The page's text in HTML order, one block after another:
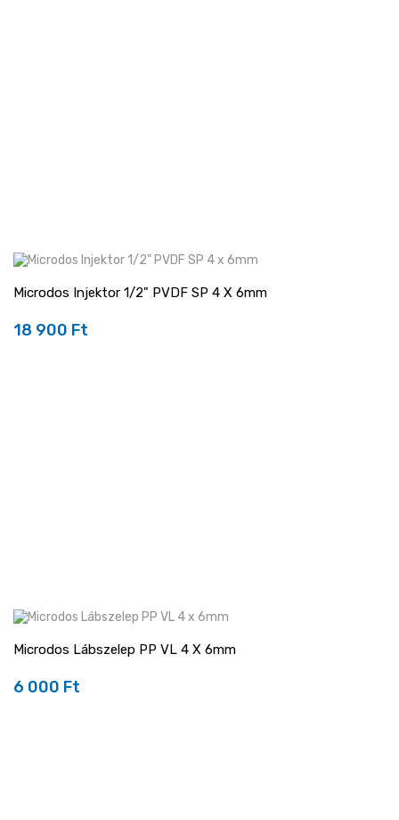
Microdos Injektor 1/2" PVDF SP 4 X 6mm
Ár
18 900 Ft
Microdos Lábszelep PP VL 4 X 6mm
Ár
6 000 Ft